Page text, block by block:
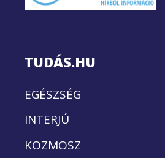
TUDÁS.HU
EGÉSZSÉG
INTERJÚ
KOZMOSZ